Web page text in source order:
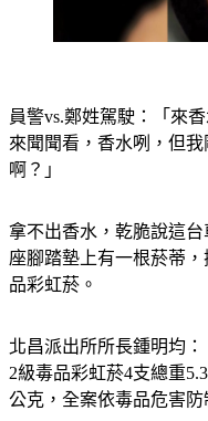
員警vs.鄭姓駕駛：「來
來聞聞看，香水咧，但
啊？」
拿不出香水，乾脆說這
座腳踏墊上有一根菸蒂
品彩虹菸。
北昌派出所所長鍾明均
2級毒品彩虹菸4支總重
公克，全案依毒品危害防